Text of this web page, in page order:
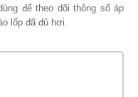
để theo dõi thông số áp
lốp đã đủ hơi.